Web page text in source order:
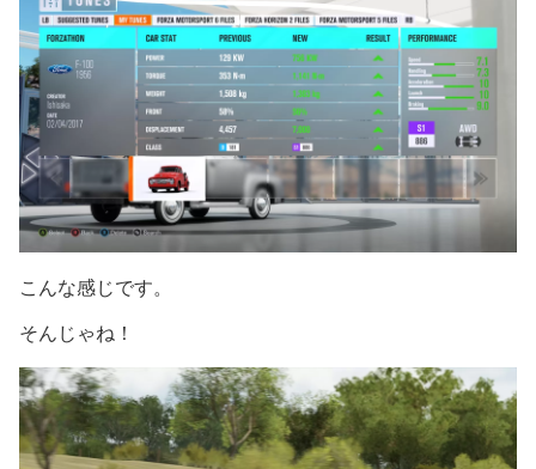
こんな感じです。
そんじゃね！